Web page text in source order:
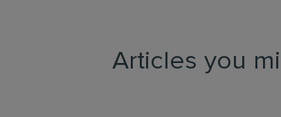
Articles you